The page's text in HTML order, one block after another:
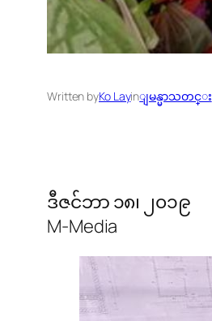
Written byKo Layinျမန္မာသတင္း
ဒီဇင်ဘာ ၁၈၊ ၂၀၁၉
M-Media